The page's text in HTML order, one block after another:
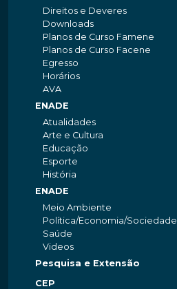
Direitos e Deveres
Downloads
Planos de Curso Famene
Planos de Curso Facene
Egresso
Horários
AVA
ENADE
Atualidades
Arte e Cultura
Educação
Esporte
História
ENADE
Meio Ambiente
Política/Economia/Sociedade
Saúde
Videos
Pesquisa e Extensão
CEP